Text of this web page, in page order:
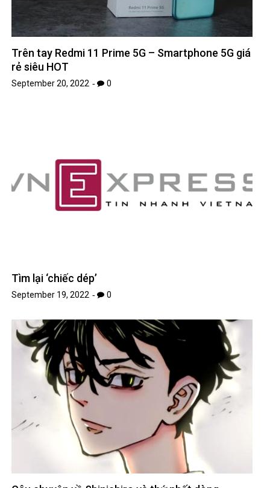
Trên tay Redmi 11 Prime 5G – Smartphone 5G giá
rẻ siêu HOT
September 20, 2022 0
Tìm lại ‘chiếc dép’
September 19, 2022 0